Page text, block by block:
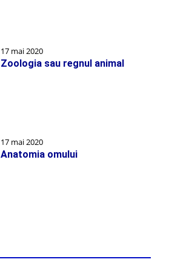
17 mai 2020
Zoologia sau regnul animal
17 mai 2020
Anatomia omului